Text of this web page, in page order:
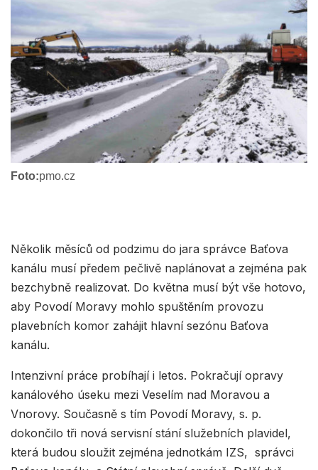
Foto:pmo.cz
Několik měsíců od podzimu do jara správce Baťova
kanálu musí předem pečlivě naplánovat a zejména pak
bezchybně realizovat. Do května musí být vše hotovo,
aby Povodí Moravy mohlo spuštěním provozu
plavebních komor zahájit hlavní sezónu Baťova
kanálu.
Intenzivní práce probíhají i letos. Pokračují opravy
kanálového úseku mezi Veselím nad Moravou a
Vnorovy. Současně s tím Povodí Moravy, s. p.
dokončilo tři nová servisní stání služebních plavidel,
která budou sloužit zejména jednotkám IZS, správci